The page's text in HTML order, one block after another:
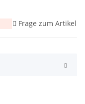
Frage zum Artikel